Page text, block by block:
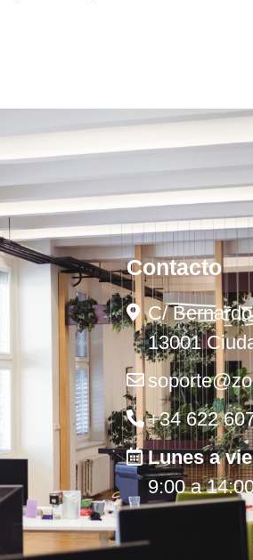
Contacto
C/
13001
+34 622
Lunes a
9:00 a